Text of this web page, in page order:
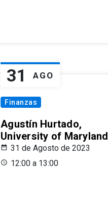
31 AGO
Finanzas
Agustín Hurtado,
University of Maryland
31 de Agosto de 2023
12:00 a 13:00